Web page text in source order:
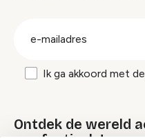
Ik ga akkoord met de
Ontdek de wereld